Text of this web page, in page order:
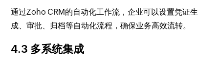
通过Zoho CRM的自动化工作流，企业可以设置凭证生
成、审批、归档等自动化流程，确保业务高效流转。
4.3 多系统集成